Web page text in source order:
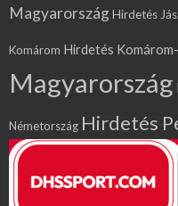
MagyarországHirdetés
Komárom Hirdetés
Magyarország
Németország Hirdetés